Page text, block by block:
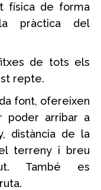
física de forma
pràctica del
de tots els
repte.
font, ofereixen
poder arribar a
distància de la
terreny i breu
També es